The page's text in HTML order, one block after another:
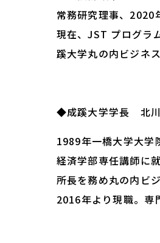
常務研究理事、2020
現在、JST プログラ
蹊大学丸の内ビジネ
◆成蹊大学学長 北
1989年一橋大学大学
経済学部専任講師に
所長を務め丸の内ビ
2016年より現職。専